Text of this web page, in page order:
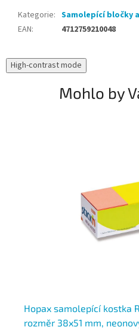
Kategorie: Samolepící bločky
EAN: 4712759210048
High-contrast mode
Mohlo by
Hopax samolepící kostka
rozměr 38x51 mm,